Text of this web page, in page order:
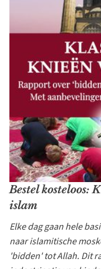
Bestel kosteloos:
islam
Elke dag gaan hele
naar islamitische
'bidden' tot Allah. Dit